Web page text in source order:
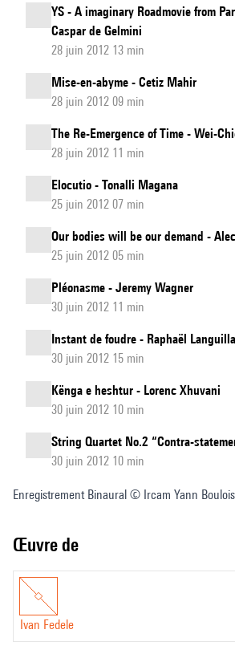
YS - A imaginary Roadmovie from
Caspar de Gelmini
28 juin 2012 13 min
Mise-en-abyme - Cetiz Mahir
28 juin 2012 09 min
The Re-Emergence of Time - Wei-
28 juin 2012 11 min
Elocutio - Tonalli Magana
25 juin 2012 07 min
Our bodies will be our demand -
25 juin 2012 05 min
Pléonasme - Jeremy Wagner
30 juin 2012 11 min
Instant de foudre - Raphaël
30 juin 2012 15 min
Kënga e heshtur - Lorenc Xhuvani
30 juin 2012 10 min
String Quartet No.2 “Contra-
30 juin 2012 10 min
Enregistrement Binaural © Ircam Yann
Œuvre de
Ivan Fedele